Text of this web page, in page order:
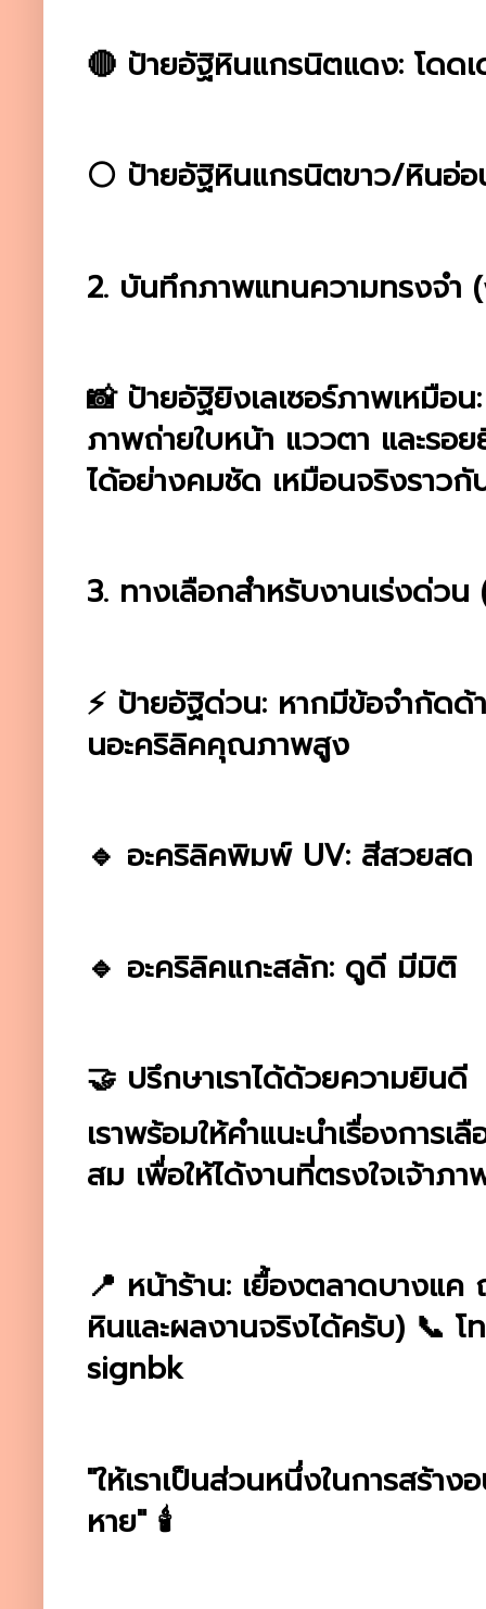
🔴 ป้ายอัฐิหินแกรนิตแดง: โดด
⚪ ป้ายอัฐิหินแกรนิตขาว/หินอ่
2. บันทึกภาพแทนความทรงจำ (
📸 ป้ายอัฐิยิงเลเซอร์ภาพเหมือ
ภาพถ่ายใบหน้า แววตา และร
ได้อย่างคมชัด เหมือนจริงราว
3. ทางเลือกสำหรับงานเร่งด่วน
⚡ ป้ายอัฐิด่วน: หากมีข้อจำกัดด้
นอะคริลิคคุณภาพสูง
🔹 อะคริลิคพิมพ์ UV: สีสวยส
🔹 อะคริลิคแกะสลัก: ดูดี มีมิติ
🤝 ปรึกษาเราได้ด้วยความยินดี
เราพร้อมให้คำแนะนำเรื่องการ
สม เพื่อให้ได้งานที่ตรงใจเจ้าภ
📍 หน้าร้าน: เยื้องตลาดบางแค
หินและผลงานจริงได้ครับ) 📞
signbk
"ให้เราเป็นส่วนหนึ่งในการสร้
หาย" 🕯️